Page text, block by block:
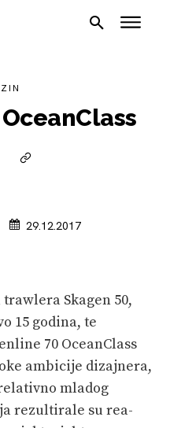
29.12.2017
Skagen 50,
15 godina, te
70 OceanClass
ambicije dizajnera,
mladog
rezultirale su rea­